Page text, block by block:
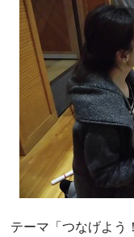
テーマ「つなげよう